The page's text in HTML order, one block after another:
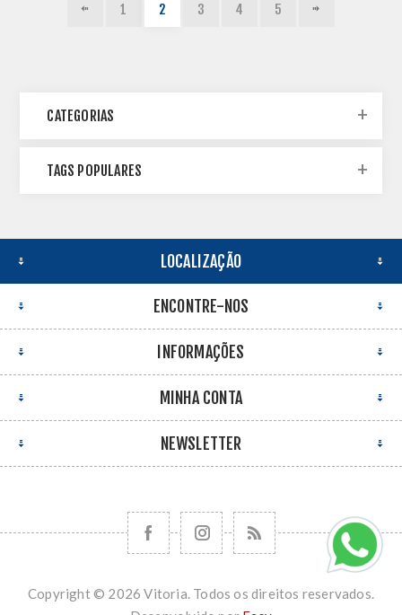
1 2 3 4 5
CATEGORIAS
TAGS POPULARES
LOCALIZAÇÃO
ENCONTRE-NOS
INFORMAÇÕES
MINHA CONTA
NEWSLETTER
Copyright © 2026 Vitoria. Todos os direitos reservados.